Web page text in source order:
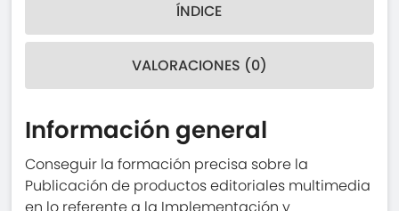
ÍNDICE
VALORACIONES (0)
Información general
Conseguir la formación precisa sobre la
Publicación de productos editoriales multimedia